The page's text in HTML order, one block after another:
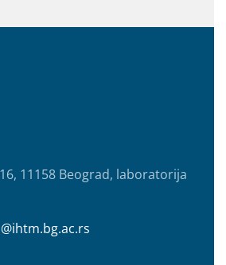
11158 Beograd, laboratorija